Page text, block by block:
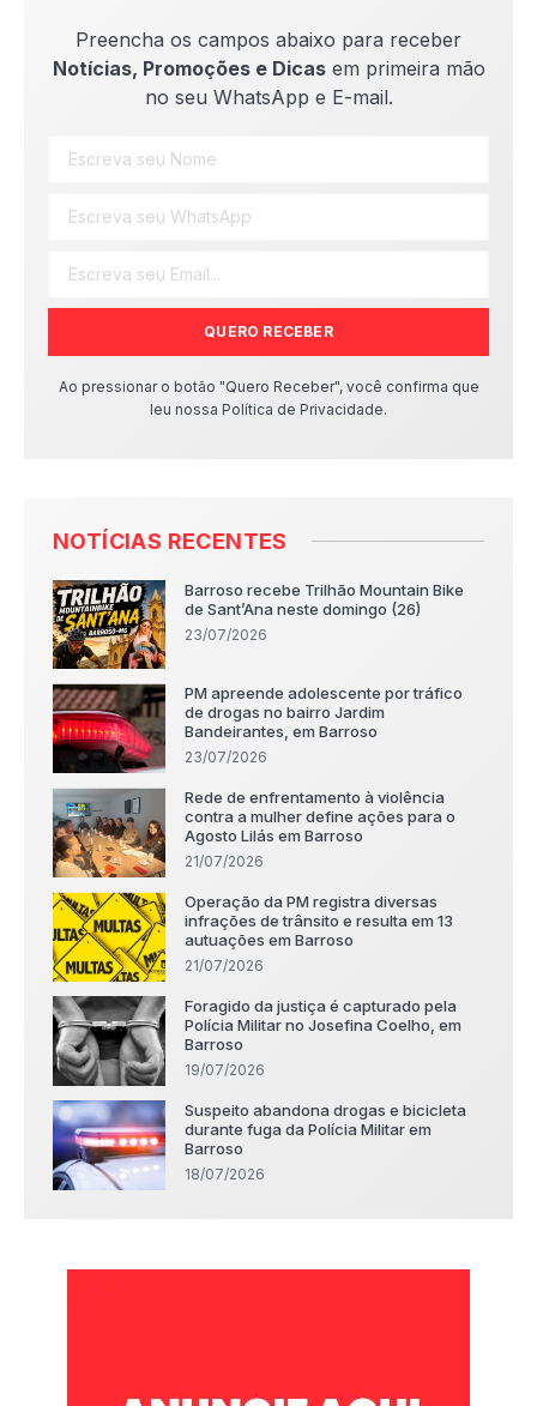
Preencha os campos abaixo para receber
Notícias, Promoções e Dicasem primeira mão
no seu WhatsApp e E-mail.
QUERO RECEBER
Ao pressionar o botão "Quero Receber", você confirma que
leu nossa Política de Privacidade.
NOTÍCIAS RECENTES
Barroso recebe Trilhão Mountain Bike
de Sant’Ana neste domingo (26)
23/07/2026
PM apreende adolescente por tráfico
de drogas no bairro Jardim
Bandeirantes, em Barroso
23/07/2026
Rede de enfrentamento à violência
contra a mulher define ações para o
Agosto Lilás em Barroso
21/07/2026
Operação da PM registra diversas
infrações de trânsito e resulta em 13
autuações em Barroso
21/07/2026
Foragido da justiça é capturado pela
Polícia Militar no Josefina Coelho, em
Barroso
19/07/2026
Suspeito abandona drogas e bicicleta
durante fuga da Polícia Militar em
Barroso
18/07/2026